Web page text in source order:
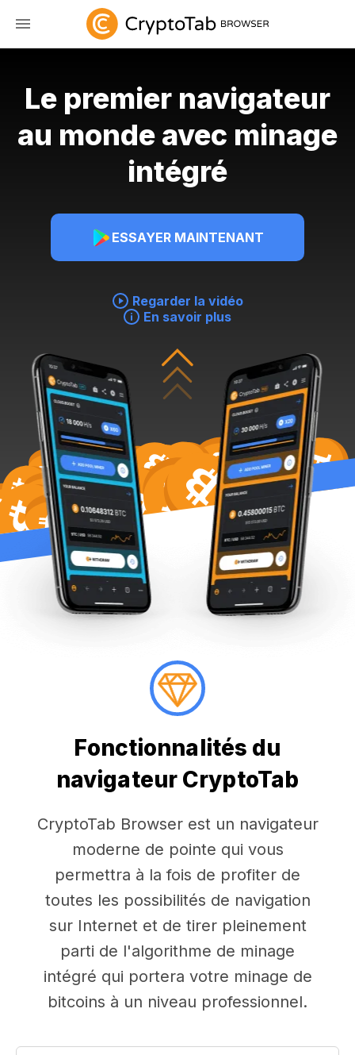
Le premier navigateur
au monde avec minage
intégré
ESSAYER MAINTENANT
Regarder la vidéo
En savoir plus
Fonctionnalités du
navigateur CryptoTab
CryptoTab Browser est un navigateur
moderne de pointe qui vous
permettra à la fois de profiter de
toutes les possibilités de navigation
sur Internet et de tirer pleinement
parti de l'algorithme de minage
intégré qui portera votre minage de
bitcoins à un niveau professionnel.